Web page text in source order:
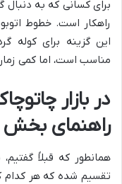
برای کسانی که به
راهکار است. خطوط
این گزینه برای کوله
مناسب است، اما کمی
در بازار
راهنمای بخش
تقسیم شده که هر کدام